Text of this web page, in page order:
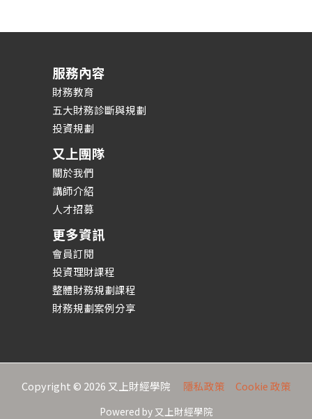
服務內容
財務教育
五大財務診斷與規劃
投資規劃
又上團隊
關於我們
講師介紹
人才招募
更多資訊
會員訂閱
投資理財課程
整體財務規劃課程
財務規劃案例分享
Copyright © 2026 又上財經學院 隱私政策 Cookie 政策
Powered by 又上財經學院